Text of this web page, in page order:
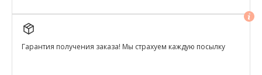
Гарантия получения заказа! Мы страхуем каждую посылку